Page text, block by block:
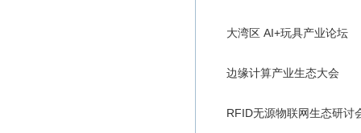
大湾区 AI+玩具产业论坛
边缘计算产业生态大会
RFID无源物联网生态研讨